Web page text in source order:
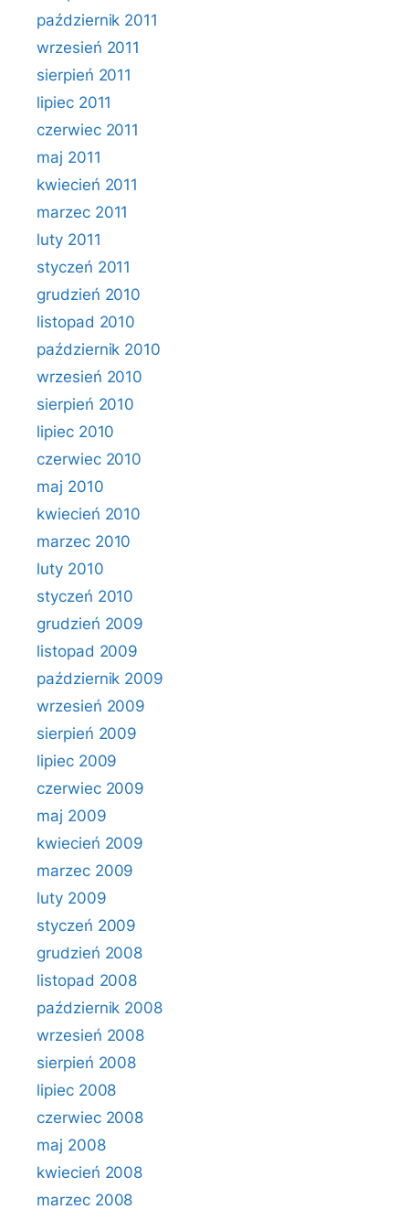
październik 2011
wrzesień 2011
sierpień 2011
lipiec 2011
czerwiec 2011
maj 2011
kwiecień 2011
marzec 2011
luty 2011
styczeń 2011
grudzień 2010
listopad 2010
październik 2010
wrzesień 2010
sierpień 2010
lipiec 2010
czerwiec 2010
maj 2010
kwiecień 2010
marzec 2010
luty 2010
styczeń 2010
grudzień 2009
listopad 2009
październik 2009
wrzesień 2009
sierpień 2009
lipiec 2009
czerwiec 2009
maj 2009
kwiecień 2009
marzec 2009
luty 2009
styczeń 2009
grudzień 2008
listopad 2008
październik 2008
wrzesień 2008
sierpień 2008
lipiec 2008
czerwiec 2008
maj 2008
kwiecień 2008
marzec 2008